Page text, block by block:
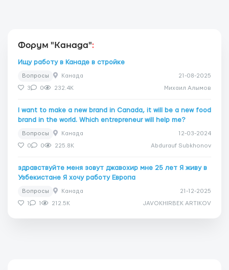
Форум "Канада":
Ищу работу в Канаде в стройке
Вопросы Канада 21-08-2025
3 0 232.4K Михаил Алымов
I want to make a new brand in Canada, it will be a new food
brand in the world. Which entrepreneur will help me?
Вопросы Канада 12-03-2024
0 0 225.8K Abdurauf Subkhonov
здравствуйте меня зовут джавохир мне 25 лет Я живу в
Узбекистане Я хочу работу Европа
Вопросы Канада 21-12-2025
1 1 212.5K JAVOKHIRBEK ARTIKOV